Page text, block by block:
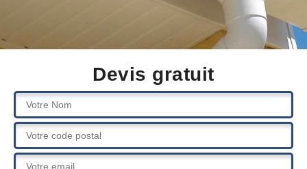
Devis gratuit